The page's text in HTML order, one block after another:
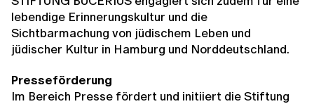
lebendige Erinnerungskultur und die
Sichtbarmachung von jüdischem Leben und
jüdischer Kultur in Hamburg und Norddeutschland.
Presseförderung
Im Bereich Presse fördert und initiiert die Stiftung